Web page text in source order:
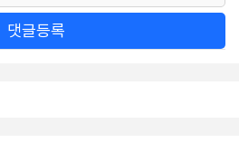
댓글등록